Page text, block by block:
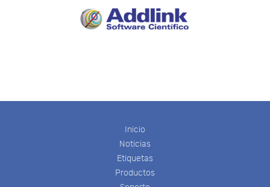
Inicio
Noticias
Etiquetas
Productos